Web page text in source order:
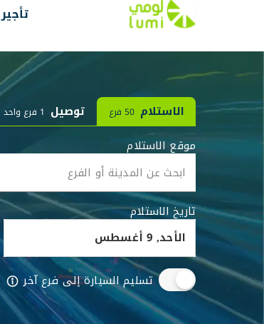
تأجير
الاستلام 50 فرع توصيل 1 فرع واحد
موقع الاستلام
تاريخ الاستلام
تسليم السيارة إلى فرع آخر